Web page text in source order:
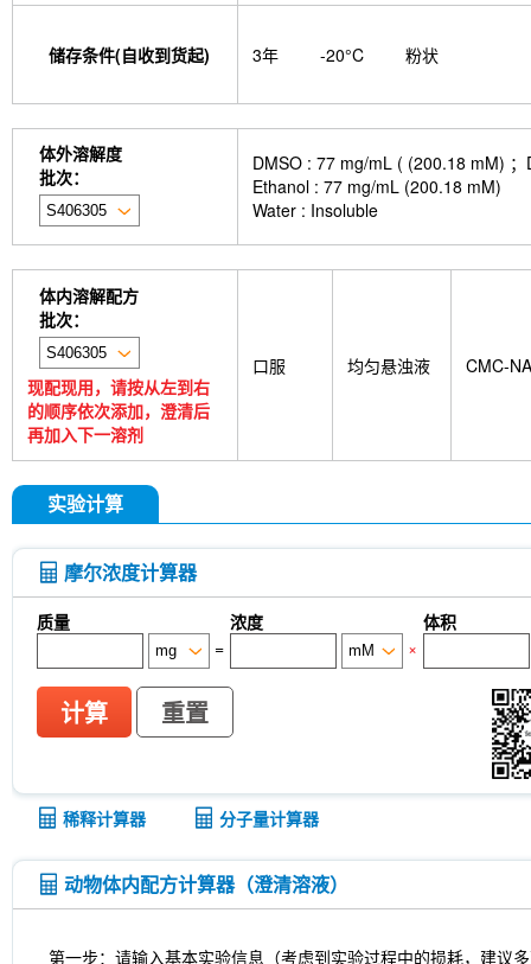
储存条件(自收到货起) 3年 -20°C 粉状
体外溶解度
批次：
DMSO : 77 mg/mL ( (200.18 mM)
Ethanol : 77 mg/mL (200.18 mM)
Water : Insoluble
体内溶解配方
批次：
现配现用，请按从左到右
的顺序依次添加，澄清后
再加入下一溶剂
口服 均匀悬浊液 CMC-NA
实验计算
摩尔浓度计算器
质量 浓度
体积
=
×
计算 重置
稀释计算器 分子量计算器
动物体内配方计算器（澄清溶液）
第一步：请输入基本实验信息（考虑到实验过程中的损耗，建议